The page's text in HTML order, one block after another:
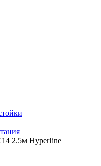
2.5м Hyperline